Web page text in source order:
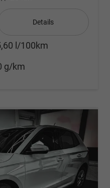
Details
l/100km
g/km